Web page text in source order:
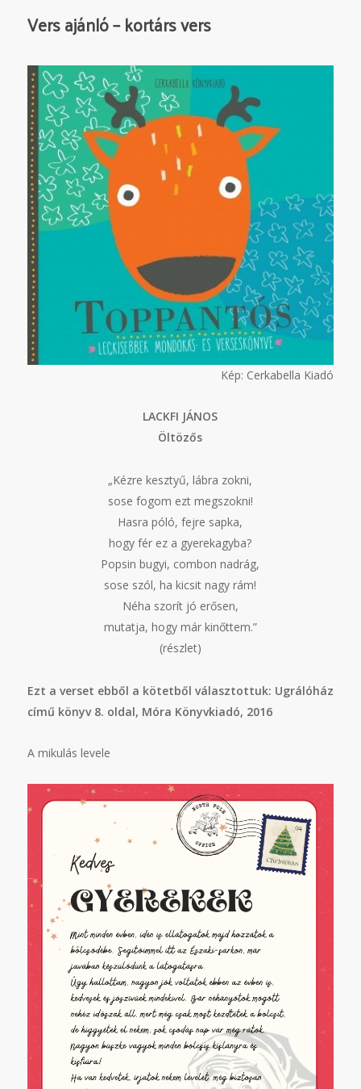
Vers ajánló – kortárs vers
Kép: Cerkabella Kiadó
LACKFI JÁNOS
Öltözős
„Kézre kesztyű, lábra zokni,
sose fogom ezt megszokni!
Hasra póló, fejre sapka,
hogy fér ez a gyerekagyba?
Popsin bugyi, combon nadrág,
sose szól, ha kicsit nagy rám!
Néha szorít jó erősen,
mutatja, hogy már kinőttem.”
(részlet)
Ezt a verset ebből a kötetből választottuk: Ugrálóház
című könyv 8. oldal, Móra Könyvkiadó, 2016
A mikulás levele